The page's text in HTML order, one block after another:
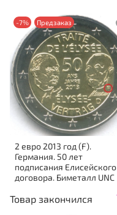
-7% Предзаказ
2 евро 2013 год (F).
Германия. 50 лет
подписания Елисейского
договора. Биметалл UNC
Товар закончился